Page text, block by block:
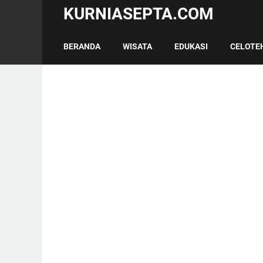
KURNIASEPTA.COM
BERANDA WISATA EDUKASI